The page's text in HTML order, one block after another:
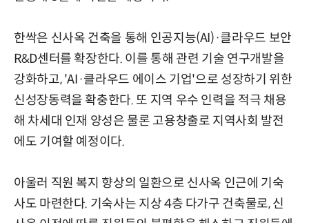
한싹은 신사옥 건축을 통해 인공지능(AI)·클라우드 보안
R&D센터를 확장한다. 이를 통해 관련 기술 연구개발을
강화하고, 'AI·클라우드 에이스 기업'으로 성장하기 위한
신성장동력을 확충한다. 또 지역 우수 인력을 적극 채용
해 차세대 인재 양성은 물론 고용창출로 지역사회 발전
에도 기여할 예정이다.
아울러 직원 복지 향상의 일환으로 신사옥 인근에 기숙
사도 마련한다. 기숙사는 지상 4층 다가구 건축물로, 신